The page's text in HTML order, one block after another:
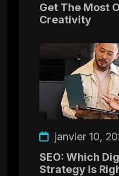
Get The Most
Creativity
janvier 10,
SEO: Which
Strategy Is